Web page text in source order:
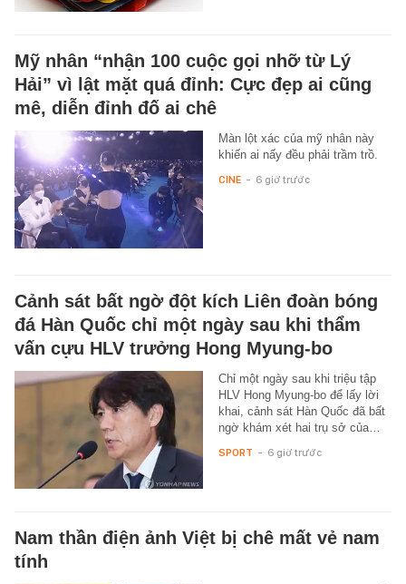
Mỹ nhân “nhận 100 cuộc gọi nhỡ từ Lý
Hải” vì lật mặt quá đỉnh: Cực đẹp ai cũng
mê, diễn đỉnh đố ai chê
Màn lột xác của mỹ nhân này
khiến ai nấy đều phải trầm trồ.
CINE - 6 giờ trước
Cảnh sát bất ngờ đột kích Liên đoàn bóng
đá Hàn Quốc chỉ một ngày sau khi thẩm
vấn cựu HLV trưởng Hong Myung-bo
Chỉ một ngày sau khi triệu tập
HLV Hong Myung-bo để lấy lời
khai, cảnh sát Hàn Quốc đã bất
ngờ khám xét hai trụ sở của…
SPORT - 6 giờ trước
Nam thần điện ảnh Việt bị chê mất vẻ nam
tính